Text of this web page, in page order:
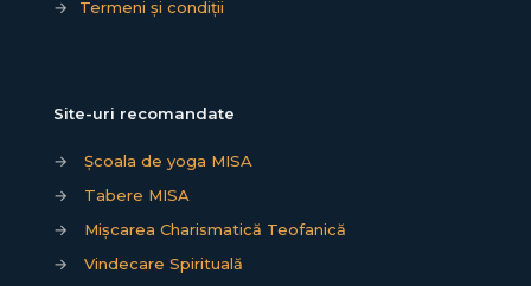
→
Termeni și condiții
Site-uri recomandate
→
Școala de yoga MISA
→
Tabere MISA
→
Mișcarea Charismatică Teofanică
→
Vindecare Spirituală